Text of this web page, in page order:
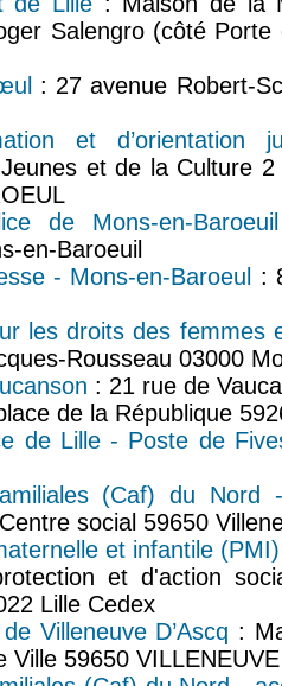
Salengro (côté
: 27 avenue Robert-
et d’orientation
et de la Culture 2
de Mons-en-Baroeuil
en-Baroeuil
- Mons-en-Baroeul
:
les droits des femmes
Rousseau 03000
: 21 rue de
de la République
de Lille - Poste de
(Caf) du Nord
social 59650
et infantile
et d'action
Lille Cedex
Villeneuve D’Ascq :
Ville 59650